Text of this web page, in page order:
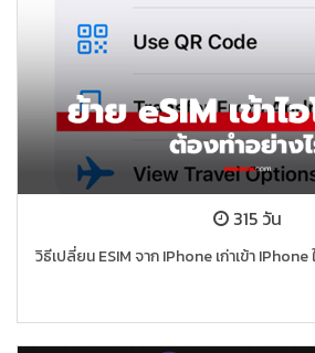
315 วัน
วิธีเปลี่ยน ESIM จาก IPhone เก่าเข้า